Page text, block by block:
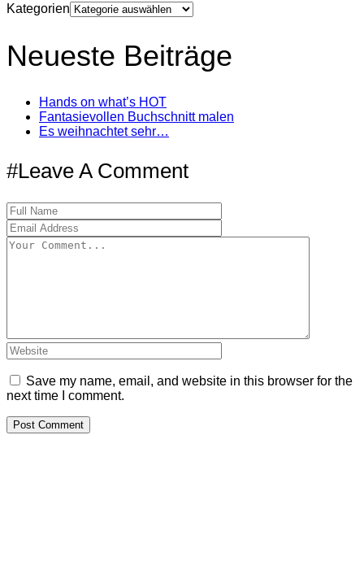
Kategorien
Neueste Beiträge
Hands on what’s HOT
Fantasievollen Buchschnitt malen
Es weihnachtet sehr…
#Leave A Comment
Save my name, email, and website in this browser for the
next time I comment.